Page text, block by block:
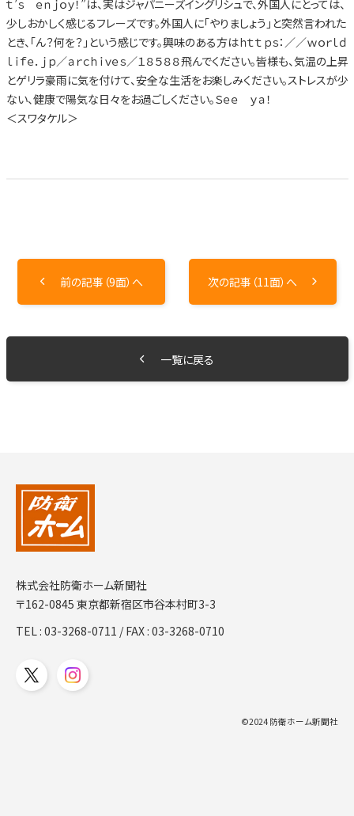
ｔ’ｓ ｅｎｊｏｙ！”は、実はジャパニーズイングリシュで、外国人にとっては、
少しおかしく感じるフレーズです。外国人に「やりましょう」と突然言われた
とき、「ん？何を？」という感じです。興味のある方はｈｔｔｐｓ：／／ｗｏｒｌｄ
ｌｉｆｅ．ｊｐ／ａｒｃｈｉｖｅｓ／１８５８８飛んでください。皆様も、気温の上昇
とゲリラ豪雨に気を付けて、安全な生活をお楽しみください。ストレスが少
ない、健康で陽気な日々をお過ごしください。Ｓｅｅ ｙａ！
＜スワタケル＞
前の記事（9面）へ 次の記事（11面）へ
一覧に戻る
株式会社防衛ホーム新聞社
〒162-0845 東京都新宿区市谷本村町3-3
TEL :03-3268-0711 / FAX : 03-3268-0710
©2024 防衛ホーム新聞社